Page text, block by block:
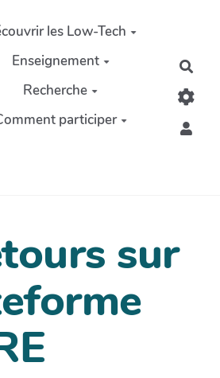
les Low-Tech
Enseignement
Recherche
participer
sur